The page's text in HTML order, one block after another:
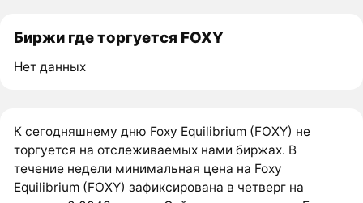
Биржи где торгуется FOXY
Нет данных
К сегодняшнему дню Foxy Equilibrium (FOXY) не
торгуется на отслеживаемых нами биржах. В
течение недели минимальная цена на Foxy
Equilibrium (FOXY) зафиксирована в четверг на